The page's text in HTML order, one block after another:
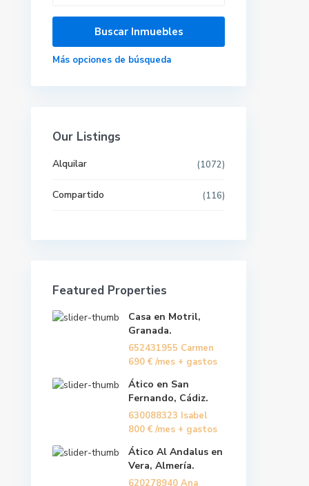
Más opciones de búsqueda
Our Listings
Alquilar (1072)
Compartido (116)
Featured Properties
Casa en Motril,
Granada.
652431955 Carmen
690 € /mes + gastos
Ático en San
Fernando, Cádiz.
630088323 Isabel
800 € /mes + gastos
Ático Al Andalus en
Vera, Almería.
620278940 Ana
Redes sociales:
630088323 Isabel800 €
+ gastos
Ático Al Andalus en Vera,
Almería.
620278940 Ana María
Copyright 2022 | Alquiler Docente. Todos los derechos